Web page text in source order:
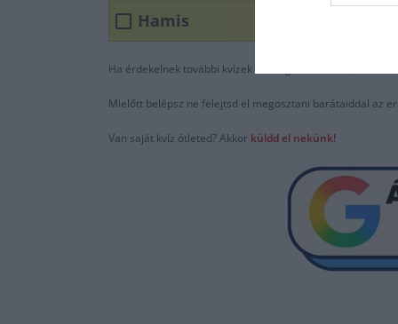
Hamis
Ha érdekelnek további kvízek
Mielőtt belépsz ne felejtsd el megosztani barátaiddal az
Van saját kvíz ötleted? Akkor küldd el nekünk!